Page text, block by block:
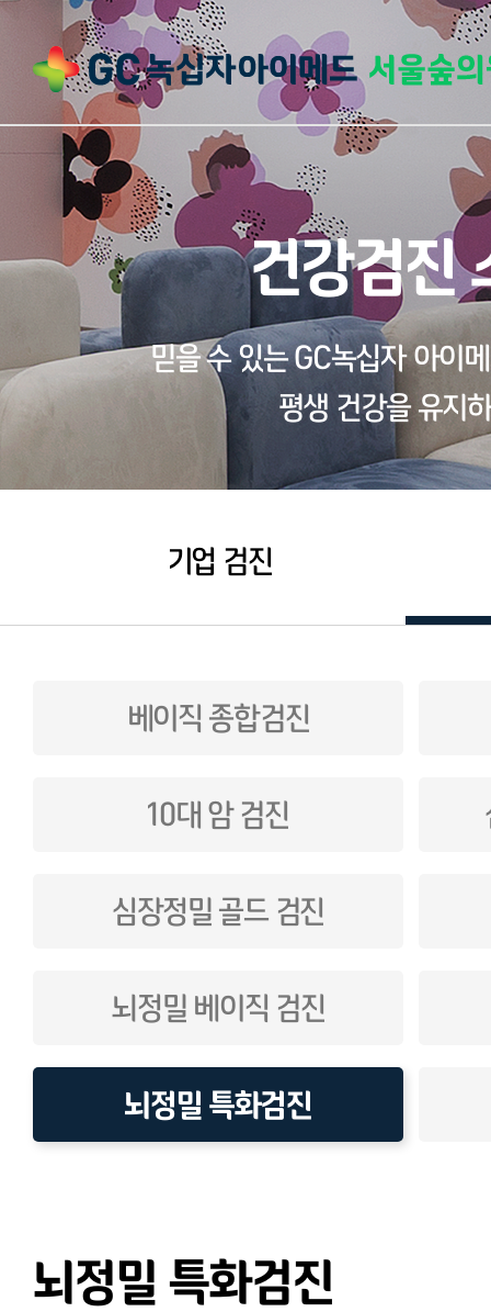
건강검진
믿을 수 있는 GC녹십자 아이
평생 건강을 유지
기업 검진
베이직 종합검진
10대 암 검진
심장정밀 골드 검진
뇌정밀 베이직 검진
뇌정밀 특화검진
뇌정밀 특화검진